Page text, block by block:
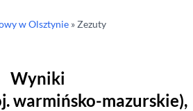
w Olsztynie » Zezuty
Wyniki
warmińsko-mazurskie),